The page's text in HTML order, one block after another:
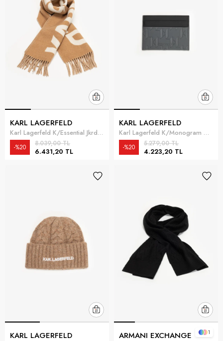
KARL LAGERFELD
Karl Lagerfeld K/Essential Jkrd Kadın Atkı Taba
6.431,20 TL
8.039,00 TL
%20
KARL LAGERFELD
Karl Lagerfeld K/Monogram Weatherproof Erkek Reporter Çanta Çok Renkli
4.223,20 TL
5.279,00 TL
%20
KARL LAGERFELD ARMANI EXCHANGE 1